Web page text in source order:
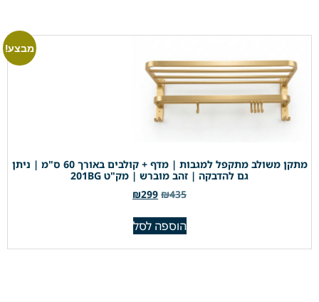
מבצע!
מתקן משולב מתקפל למגבות | מדף + קולבים באורך 60 ס"מ | ניתן
גם להדבקה | זהב מוברש | מק"ט 201BG
₪435
₪299
הוספה לסל